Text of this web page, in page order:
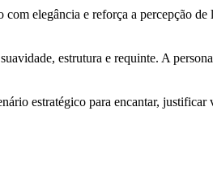
elegância e reforça a percepção
estrutura e requinte. A
estratégico para encantar,